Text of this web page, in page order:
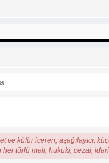
ve küfür içeren, aşağılayıcı,
türlü mali, hukuki, cezai,